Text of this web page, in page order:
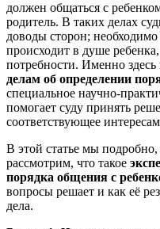
должен общаться с
родитель. В таких делах
доводы сторон;
происходит в душе
потребности. Именно
делам об определении
специальное научно-
помогает суду принять
соответствующее
В этой статье мы
рассмотрим, что такое
порядка общения с
вопросы решает и как её
дела.